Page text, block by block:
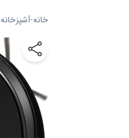
خانه-آشپزخانه